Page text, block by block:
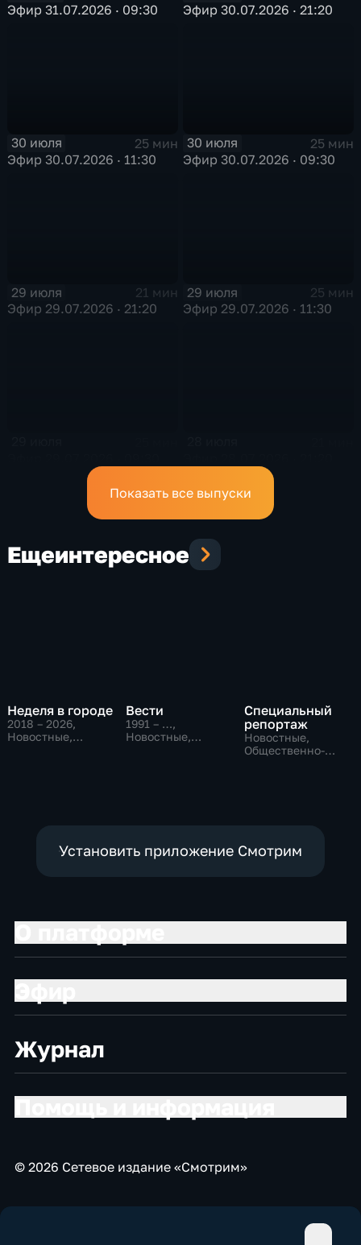
Эфир 31.07.2026 · 09:30
Эфир 30.07.2026 · 21:20
30 июля
25 мин
Эфир 30.07.2026 · 11:30
30 июля
25 мин
Эфир 30.07.2026 · 09:30
29 июля
21 мин
Эфир 29.07.2026 · 21:20
29 июля
25 мин
Эфир 29.07.2026 · 11:30
Показать все выпуски
Ещеинтересное
Неделя в городе
2018 – 2026,
Новостные,
Вести
1991 – …,
Новостные,
Специальный
репортаж
Новостные,
Общественно-
Установить приложение Смотрим
Журнал
© 2026 Сетевое издание «Смотрим»